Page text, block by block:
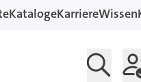
KatalogeKarriereWissen